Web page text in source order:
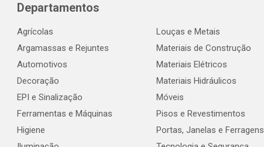
Departamentos
Agrícolas
Argamassas e Rejuntes
Automotivos
Decoração
EPI e Sinalização
Ferramentas e Máquinas
Higiene
Louças e Metais
Materiais de Construção
Materiais Elétricos
Materiais Hidráulicos
Móveis
Pisos e Revestimentos
Portas, Janelas e Ferragens